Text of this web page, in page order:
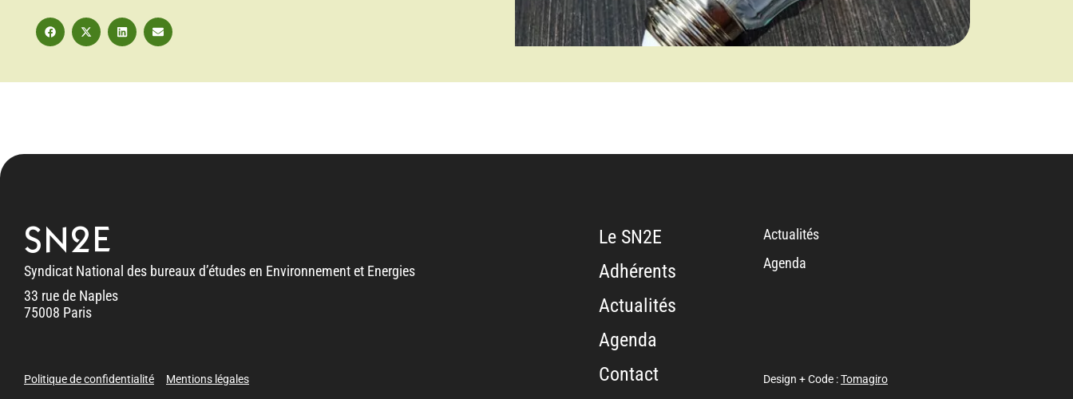
SN2E
Syndicat National des bureaux d’études en Environnement et Energies
33 rue de Naples
75008 Paris
Politique de confidentialité Mentions légales
Le SN2E
Adhérents
Actualités
Agenda
Contact
Actualités
Agenda
Design + Code :Tomagiro